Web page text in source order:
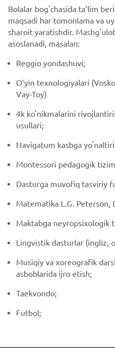
Bolalar bog'chasida ta’lim
maqsadi har tomonlama va
sharoit yaratishdir.
asoslanadi, masalan:
Reggio yondashuvi;
O‘yin texnologiyalari
Vay-Toy)
4k ko'nikmalarini
usullari;
Navigatum kasbga
Montessori pedagogik
Dasturga muvofiq tasviriy
Matematika L.G. Peterson,
Maktabga neyropsixologik
Lingvistik dasturlar (ingliz,
Musiqiy va xoreografik
asboblarida ijro etish;
Taekvondo;
Futbol;